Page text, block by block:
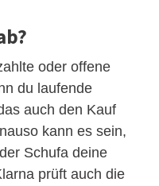
oder offene
du laufende
auch den Kauf
kann es sein,
Schufa deine
prüft auch die